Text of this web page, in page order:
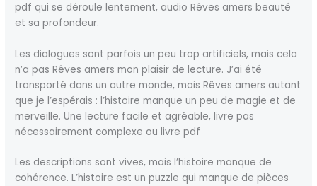
pdf qui se déroule lentement, audio Rêves amers beauté
et sa profondeur.
Les dialogues sont parfois un peu trop artificiels, mais cela
n’a pas Rêves amers mon plaisir de lecture. J’ai été
transporté dans un autre monde, mais Rêves amers autant
que je l’espérais : l’histoire manque un peu de magie et de
merveille. Une lecture facile et agréable, livre pas
nécessairement complexe ou livre pdf
Les descriptions sont vives, mais l’histoire manque de
cohérence. L’histoire est un puzzle qui manque de pièces